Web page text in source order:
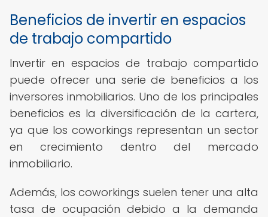
Beneficios de invertir en espacios
de trabajo compartido
Invertir en espacios de trabajo compartido
puede ofrecer una serie de beneficios a los
inversores inmobiliarios. Uno de los principales
beneficios es la diversificación de la cartera,
ya que los coworkings representan un sector
en crecimiento dentro del mercado
inmobiliario.
Además, los coworkings suelen tener una alta
tasa de ocupación debido a la demanda